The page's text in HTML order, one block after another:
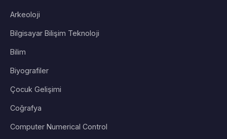
Arkeoloji
Bilgisayar Bilişim Teknoloji
Bilim
Biyografiler
Çocuk Gelişimi
Coğrafya
Computer Numerical Control